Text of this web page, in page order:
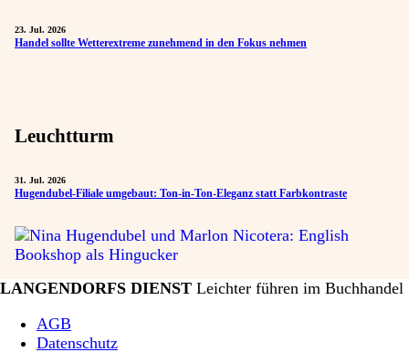
23. Jul. 2026
Handel sollte Wetterextreme zunehmend in den Fokus nehmen
Leuchtturm
31. Jul. 2026
Hugendubel-Filiale umgebaut: Ton-in-Ton-Eleganz statt Farbkontraste
LANGENDORFS DIENST Leichter führen im Buchhandel
AGB
Datenschutz